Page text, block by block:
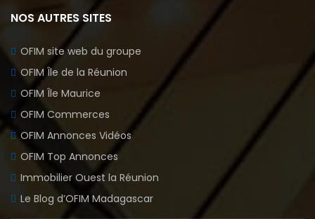
NOS AUTRES SITES
OFIM site web du groupe
OFIM Île de la Réunion
OFIM Île Maurice
OFIM Commerces
OFIM Annonces Vidéos
OFIM Top Annonces
Immobilier Ouest la Réunion
Le Blog d’OFIM Madagascar